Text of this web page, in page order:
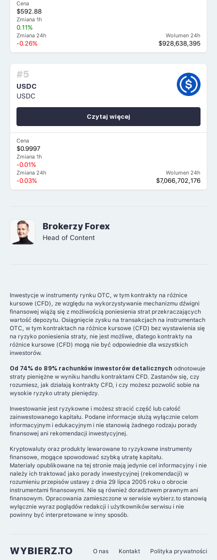
Cena
$592.88
Zmiana 1h
0.11%
Zmiana 24h
-0.26%
Wolumen 24h
$928,638,395
#5
USDC
USDC
Cena
$0.9997
Zmiana 1h
-0.01%
Zmiana 24h
-0.03%
Wolumen 24h
$7,066,702,176
Czytaj więcej
Brokerzy Forex
Head of Content
Inwestycje w instrumenty rynku OTC, w tym kontrakty na różnice
kursowe (CFD), ze względu na wykorzystywanie mechanizmu dźwigni
finansowej wiążą się z możliwością poniesienia strat przekraczających
wartość depozytu. Osiągnięcie zysku na transakcjach na instrumentach
OTC, w tym kontraktach na różnice kursowe (CFD) bez wystawienia się
na ryzyko poniesienia straty, nie jest możliwe, dlatego kontrakty na
różnice kursowe (CFD) mogą nie być odpowiednie dla wszystkich
inwestorów.
Od 74% do 89% rachunków inwestorów detalicznych odnotowuje
straty pieniężne w wyniku handlu kontraktami CFD. Zastanów się, czy
rozumiesz, jak działają kontrakty CFD, i czy możesz pozwolić sobie na
wysokie ryzyko utraty pieniędzy.
Inwestowanie jest ryzykowne i możesz stracić część lub całość
zainwestowanego kapitału. Podane informacje służą wyłącznie celom
informacyjnym i edukacyjnym i nie stanowią żadnego rodzaju porady
finansowej ani rekomendacji inwestycyjnej.
Kryptowaluty oraz produkty lewarowane to ryzykowne instrumenty
finansowe, mogące spowodować szybką utratę kapitału.
Materiały opublikowane na tej stronie mają jedynie cel informacyjny i nie
należy ich traktować jako porady inwestycyjnej (rekomendacji) w
rozumieniu przepisów ustawy z dnia 29 lipca 2005 roku o obrocie
instrumentami finansowymi. Nie są również doradztwem prawnym ani
finansowym. Opracowania zamieszczone w serwisie wybierz.to stanowią
wyłącznie wyraz poglądów redakcji i użytkowników serwisu i nie
powinny być interpretowane w inny sposób.
WYBIERZ.TO O nas Kontakt Polityka prywatności